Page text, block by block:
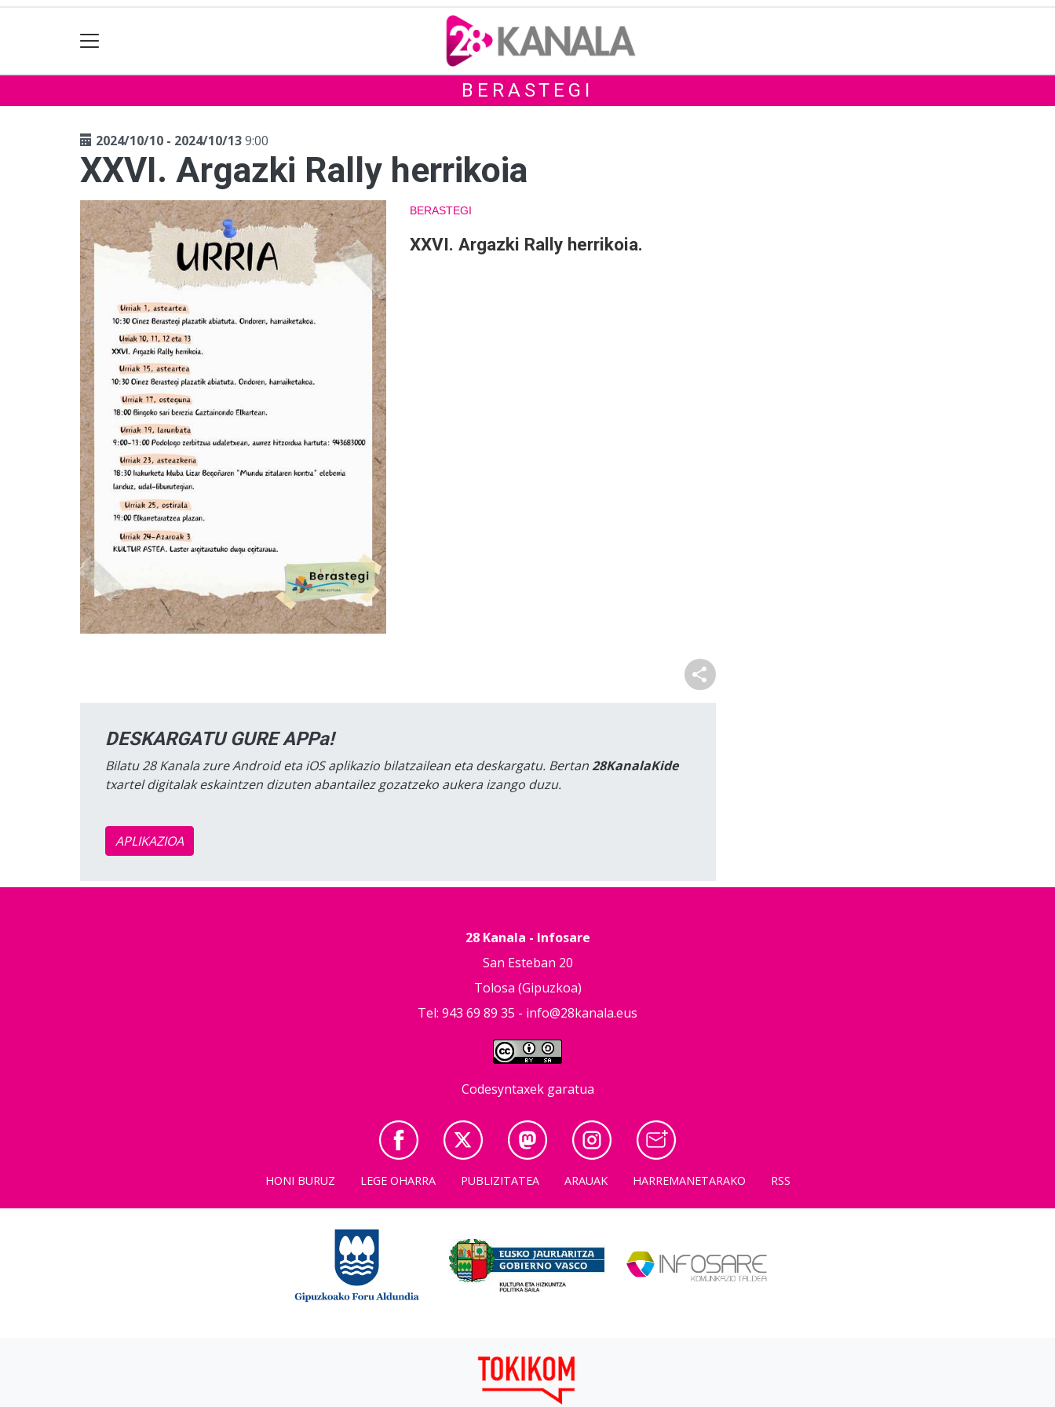
BERASTEGI
2024/10/10 - 2024/10/139:00
XXVI. Argazki Rally herrikoia
BERASTEGI
XXVI. Argazki Rally herrikoia.
DESKARGATU GURE APPa!
Bilatu 28 Kanala zure Android eta iOS aplikazio bilatzailean eta deskargatu. Bertan28KanalaKide
txartel digitalak eskaintzen dizuten abantailez gozatzeko aukera izango duzu.
APLIKAZIOA
28 Kanala - Infosare
San Esteban 20
Tolosa (Gipuzkoa)
Tel: 943 69 89 35 - info@28kanala.eus
Codesyntaxek garatua
HONI BURUZ LEGE OHARRA PUBLIZITATEA ARAUAK HARREMANETARAKO RSS